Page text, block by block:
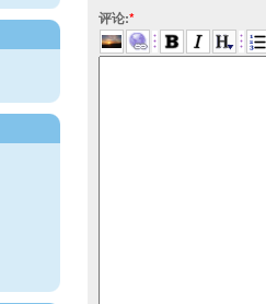
评论:*